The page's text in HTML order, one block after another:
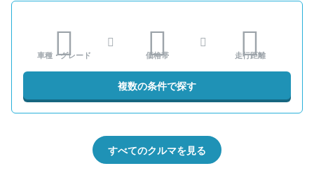
車種・グレード 価格帯 走行距離
複数の条件で探す
すべてのクルマを見る